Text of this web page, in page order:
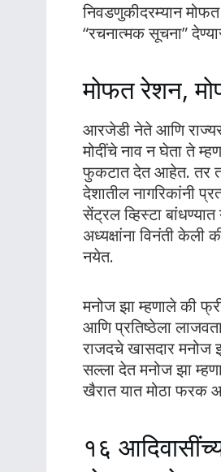
निवडणुकीदरम्यान मोफत
“रचनात्मक सूचना”
मोफत रेशन,
आरजेडी नेते आणि
मोदींचे नाव न घेता ते
फुकटात देत आहेत. तर तसं
देशातील नागरिकांनी
सेंट्रल व्हिस्टा
अध्यक्षांना विनंती
नयेत.
मनोज झा म्हणाले की
आणि प्रतिष्ठेला
राजदचे खासदार मनोज
सल्ला देत मनोज झा
खैरात यात मोठा फरक
१६